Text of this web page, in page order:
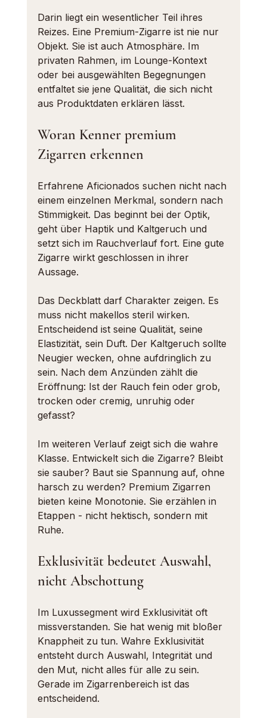
Darin liegt ein wesentlicher Teil ihres
Reizes. Eine Premium-Zigarre ist nie nur
Objekt. Sie ist auch Atmosphäre. Im
privaten Rahmen, im Lounge-Kontext
oder bei ausgewählten Begegnungen
entfaltet sie jene Qualität, die sich nicht
aus Produktdaten erklären lässt.
Woran Kenner premium
Zigarren erkennen
Erfahrene Aficionados suchen nicht nach
einem einzelnen Merkmal, sondern nach
Stimmigkeit. Das beginnt bei der Optik,
geht über Haptik und Kaltgeruch und
setzt sich im Rauchverlauf fort. Eine gute
Zigarre wirkt geschlossen in ihrer
Aussage.
Das Deckblatt darf Charakter zeigen. Es
muss nicht makellos steril wirken.
Entscheidend ist seine Qualität, seine
Elastizität, sein Duft. Der Kaltgeruch sollte
Neugier wecken, ohne aufdringlich zu
sein. Nach dem Anzünden zählt die
Eröffnung: Ist der Rauch fein oder grob,
trocken oder cremig, unruhig oder
gefasst?
Im weiteren Verlauf zeigt sich die wahre
Klasse. Entwickelt sich die Zigarre? Bleibt
sie sauber? Baut sie Spannung auf, ohne
harsch zu werden? Premium Zigarren
bieten keine Monotonie. Sie erzählen in
Etappen - nicht hektisch, sondern mit
Ruhe.
Exklusivität bedeutet Auswahl,
nicht Abschottung
Im Luxussegment wird Exklusivität oft
missverstanden. Sie hat wenig mit bloßer
Knappheit zu tun. Wahre Exklusivität
entsteht durch Auswahl, Integrität und
den Mut, nicht alles für alle zu sein.
Gerade im Zigarrenbereich ist das
entscheidend.